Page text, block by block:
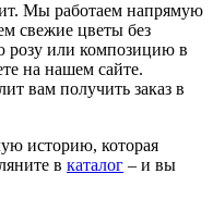
Мы работаем напрямую
свежие цветы без
или композицию в
на нашем сайте.
вам получить заказ в
историю, которая
в каталог – и вы